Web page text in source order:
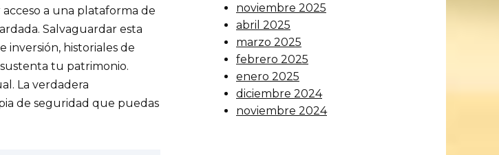
a una plataforma de
Salvaguardar esta
inversión, historiales de
tu patrimonio.
La verdadera
de seguridad que puedas
noviembre 2025
abril 2025
marzo 2025
febrero 2025
enero 2025
diciembre 2024
noviembre 2024